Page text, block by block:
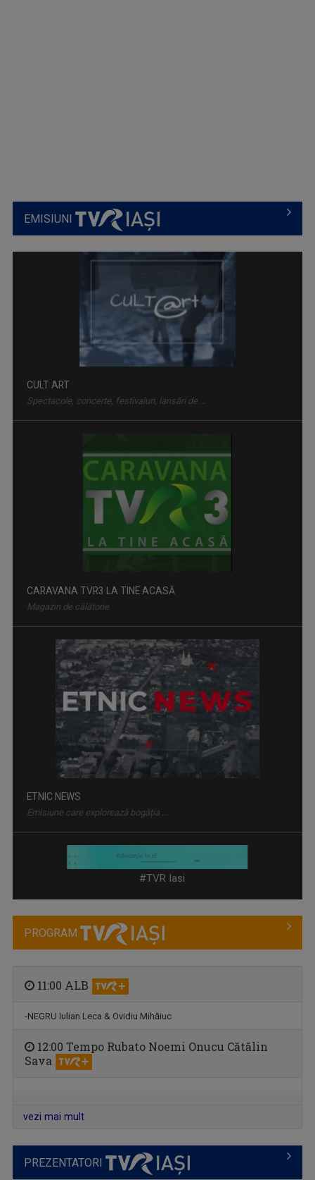
EMISIUNI
CARAVANA TVR3 LA TINE ACASĂ
ETNIC NEWS
Emisiune care explorează bogăția ...
EDUCAȚIA LA ZI
DIMINEȚI PERFECTE
Emisiune matinală, de luni până vineri, de la ...
#TVR Iasi
PROGRAM
11:00 ALB
-NEGRU Iulian Leca & Ovidiu Mihăiuc
12:00 Tempo Rubato Noemi Onucu Cătălin
Sava
vezi mai mult
PREZENTATORI